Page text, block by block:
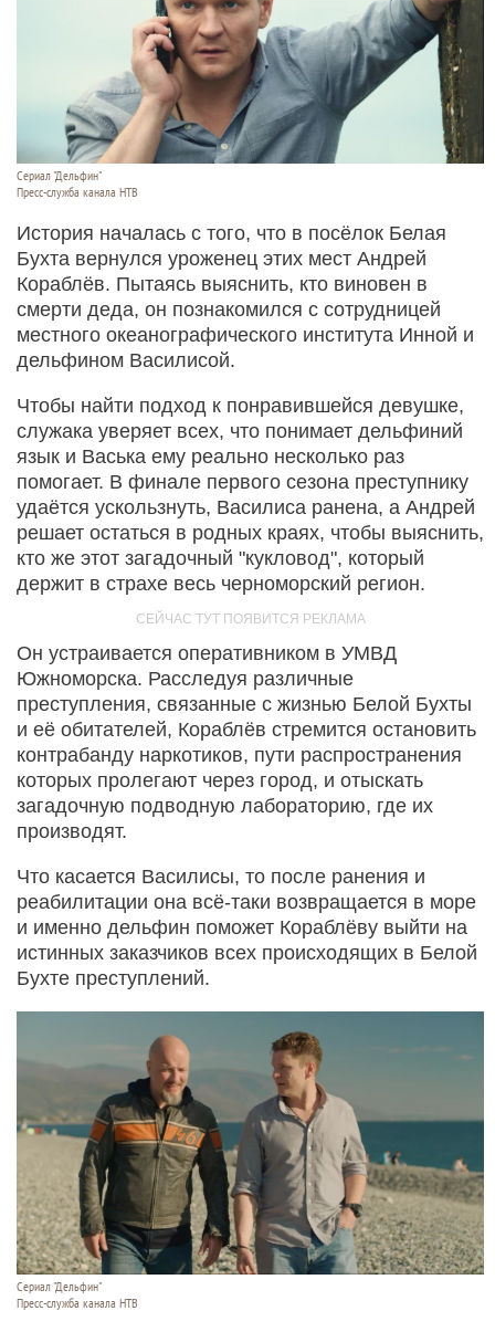
Сериал "Дельфин"
Пресс-служба канала НТВ
История началась с того, что в посёлок Белая
Бухта вернулся уроженец этих мест Андрей
Кораблёв. Пытаясь выяснить, кто виновен в
смерти деда, он познакомился с сотрудницей
местного океанографического института Инной и
дельфином Василисой.
Чтобы найти подход к понравившейся девушке,
служака уверяет всех, что понимает дельфиний
язык и Васька ему реально несколько раз
помогает. В финале первого сезона преступнику
удаётся ускользнуть, Василиса ранена, а Андрей
решает остаться в родных краях, чтобы выяснить,
кто же этот загадочный "кукловод", который
держит в страхе весь черноморский регион.
Он устраивается оперативником в УМВД
Южноморска. Расследуя различные
преступления, связанные с жизнью Белой Бухты
и её обитателей, Кораблёв стремится остановить
контрабанду наркотиков, пути распространения
которых пролегают через город, и отыскать
загадочную подводную лабораторию, где их
производят.
Что касается Василисы, то после ранения и
реабилитации она всё-таки возвращается в море
и именно дельфин поможет Кораблёву выйти на
истинных заказчиков всех происходящих в Белой
Бухте преступлений.
Сериал "Дельфин"
Пресс-служба канала НТВ